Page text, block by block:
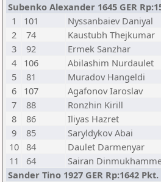
Subenko Alexander 1645 GER
1
101 Nyssanbaiev Daniyal
2
74 Kaustubh Thejkumar
3
92 Ermek Sanzhar
4
106 Abilashim Nurdaulet
5
81 Muradov Hangeldi
6
107 Agafonov Iaroslav
7
88 Ronzhin Kirill
8
86 Iliyas Hazret
9
85 Saryldykov Abai
10 84 Daulet Darmenyar
11
64 Sairan
Sander Tino 1927 GER Rp:1642 Pkt.